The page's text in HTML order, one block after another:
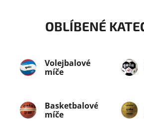
OBLÍBENÉ
Volejbalové
míče
Basketbalové
míče